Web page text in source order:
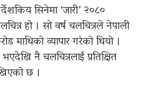
सिनेमा ‘जारी’ २०८०
हो । सो वर्ष चलचित्रले नेपाली
माथिको व्यापार गरेको थियो ।
नै चलचित्रलाई प्रतिक्षित
छ ।